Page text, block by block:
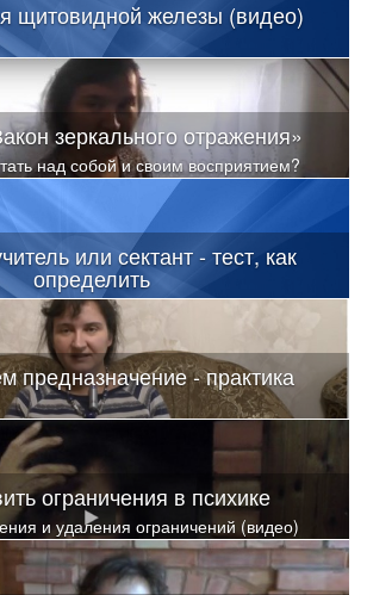
щитовидной железы (видео)
зеркального отражения»
над собой и своим восприятием?
или сектант - тест, как
определить
предназначение - практика
ограничения в психике
и удаления ограничений (видео)